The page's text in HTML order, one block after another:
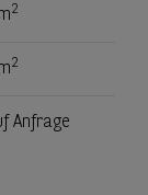
2
2
Anfrage